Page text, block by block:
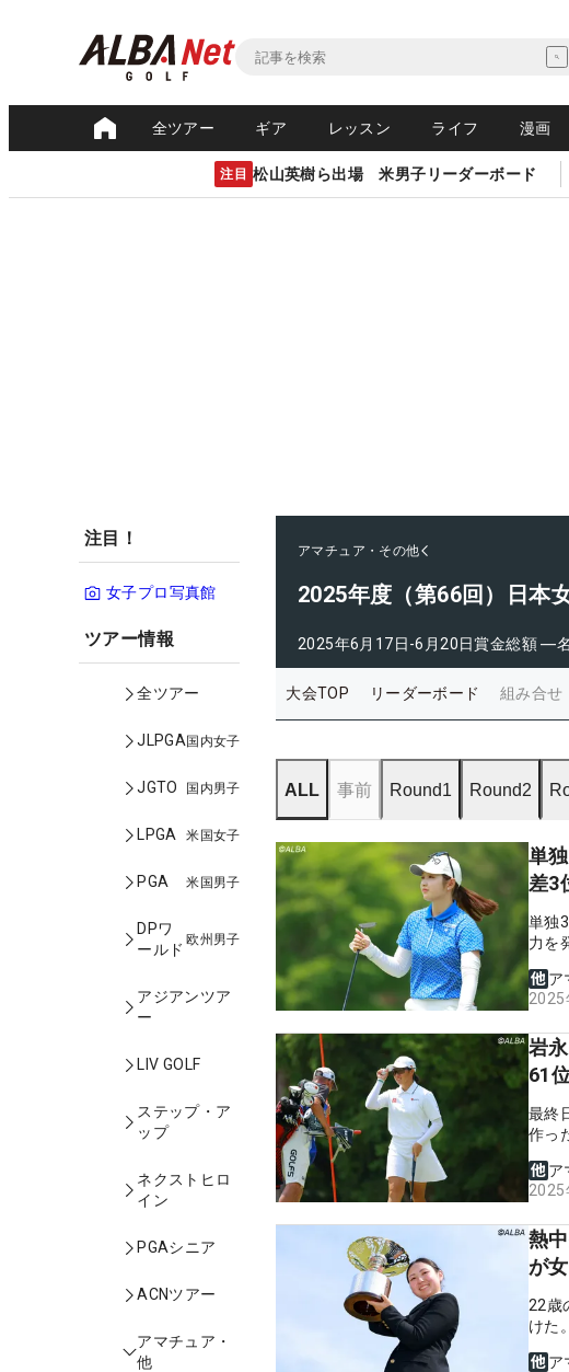
全ツアー ギア レッスン ライフ 漫画
注目 松山英樹ら出場 米男子リーダーボード
注目！
女子プロ写真館
ツアー情報
全ツアー
JLPGA国内女子
JGTO 国内男子
LPGA 米国女子
PGA 米国男子
DPワ
ールド
欧州男子
アジアンツア
ー
LIV GOLF
ステップ・ア
ップ
ネクストヒロ
イン
PGAシニア
ACNツアー
アマチュア・
他
アマチュア・その他
2025年度（第66回）日本
2025年6月17日-6月20日賞金総額 ―
大会TOP リーダーボード 組み合せ
ALL 事前 Round1 Round2
単
差3
単独
力を
ア
2025
岩
61
最終
作っ
ア
2025
熱
が
22歳
けた。
ア